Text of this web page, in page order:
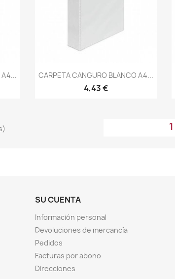
A4... Vista rápida
CARPETA CANGURO BLANCO A4...
4,43 €
1
SU CUENTA
Información personal
Devoluciones de mercancía
Pedidos
Facturas por abono
Direcciones